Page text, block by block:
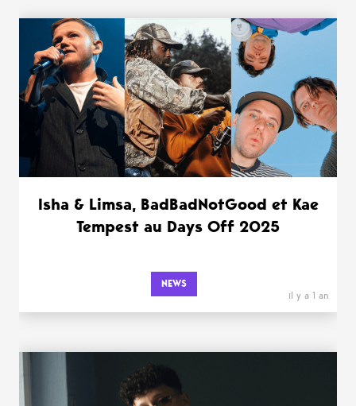
Isha & Limsa, BadBadNotGood et Kae
Tempest au Days Off 2025
NEWS
il y a 1 an